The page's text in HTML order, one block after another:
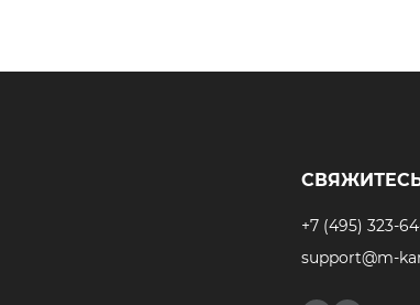
+7 (495) 323-
support@m-